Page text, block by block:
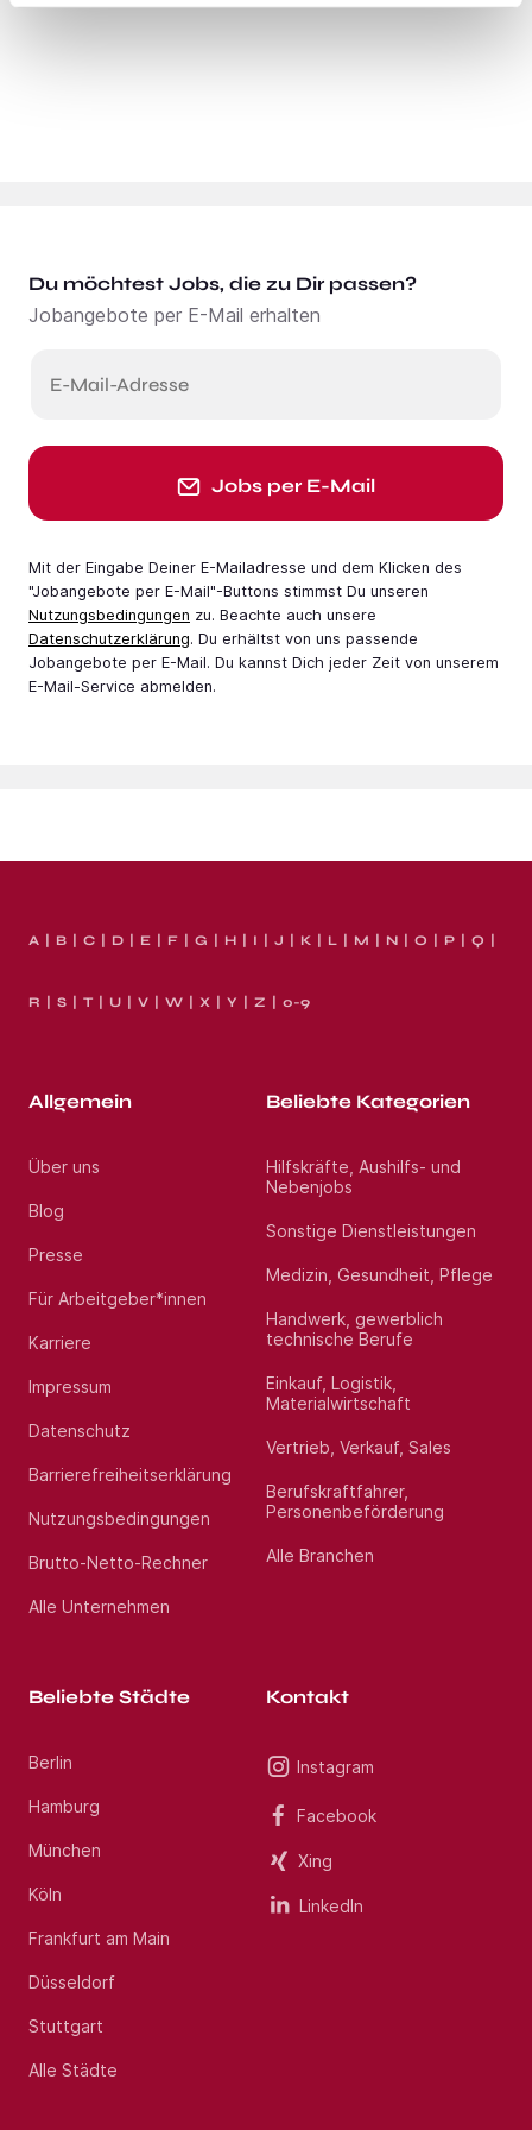
Du möchtest Jobs, die zu Dir passen?
Jobangebote per E-Mail erhalten
E-Mail-Adresse
Jobs per E-Mail
Mit der Eingabe Deiner E-Mail­adresse und dem Klicken des
"Jobangebote per E-Mail"-Buttons stimmst Du unseren
Nutzungsbedingungen zu. Beachte auch unsere
Datenschutzerklärung. Du erhältst von uns passende
Jobangebote per E-Mail. Du kannst Dich jeder Zeit von unserem
E-Mail-Service abmelden.
A B C D E F G H I J K L M N O P Q
R S T U V W X Y Z 0-9
Allgemein
Über uns
Blog
Presse
Für Arbeitgeber*innen
Karriere
Impressum
Datenschutz
Barrierefreiheitserklärung
Nutzungsbedingungen
Brutto-Netto-Rechner
Alle Unternehmen
Beliebte Kategorien
Hilfskräfte, Aushilfs- und
Nebenjobs
Sonstige Dienstleistungen
Medizin, Gesundheit, Pflege
Handwerk, gewerblich
technische Berufe
Einkauf, Logistik,
Materialwirtschaft
Vertrieb, Verkauf, Sales
Berufskraftfahrer,
Personenbeförderung
Alle Branchen
Beliebte Städte
Berlin
Hamburg
München
Köln
Frankfurt am Main
Düsseldorf
Stuttgart
Alle Städte
Kontakt
Instagram
Facebook
Xing
LinkedIn